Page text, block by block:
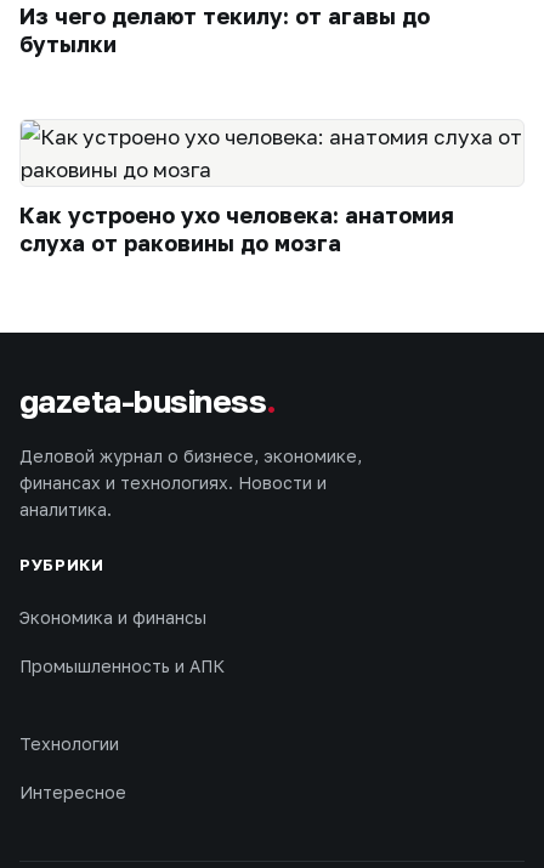
Из чего делают текилу: от агавы до
бутылки
Как устроено ухо человека: анатомия
слуха от раковины до мозга
gazeta-business.
Деловой журнал о бизнесе, экономике,
финансах и технологиях. Новости и
аналитика.
РУБРИКИ
Экономика и финансы
Промышленность и АПК
Технологии
Интересное